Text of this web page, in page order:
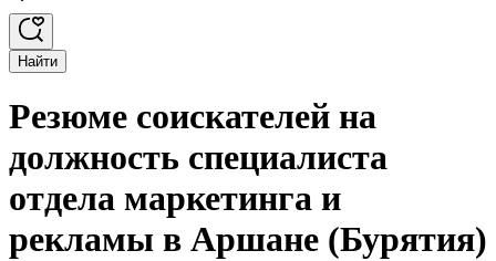
Найти
Резюме соискателей на
должность специалиста
отдела маркетинга и
рекламы в Аршане (Бурятия)